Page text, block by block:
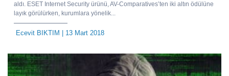
aldı. ESET Internet Security ürünü, AV-Comparatives’ten iki altın ödülüne
layık görülürken, kurumlara yönelik...
Ecevit BIKTIM | 13 Mart 2018